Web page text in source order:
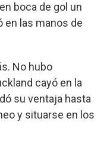
boca de gol un
en las manos de
No hubo
cayó en la
su ventaja hasta
y situarse en los